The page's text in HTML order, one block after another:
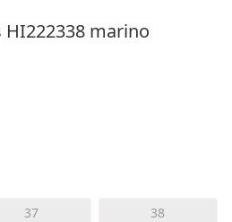
marino
37 38